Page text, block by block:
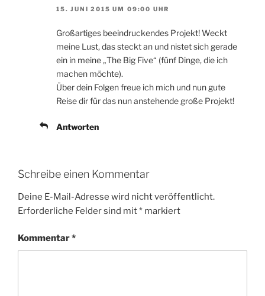
15. JUNI 2015 UM 09:00 UHR
Großartiges beeindruckendes Projekt! Weckt
meine Lust, das steckt an und nistet sich gerade
ein in meine „The Big Five“ (fünf Dinge, die ich
machen möchte).
Über dein Folgen freue ich mich und nun gute
Reise dir für das nun anstehende große Projekt!
Antworten
Schreibe einen Kommentar
Deine E-Mail-Adresse wird nicht veröffentlicht.
Erforderliche Felder sind mit* markiert
Kommentar*